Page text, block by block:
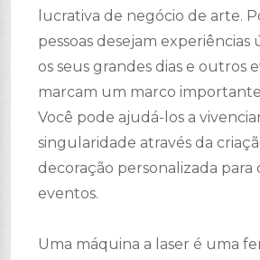
lucrativa de negócio de arte.
pessoas desejam experiências
os seus grandes dias e outros
marcam um marco importante
Você pode ajudá-los a
singularidade através da
decoração personalizada para
eventos.
Uma máquina a laser é uma